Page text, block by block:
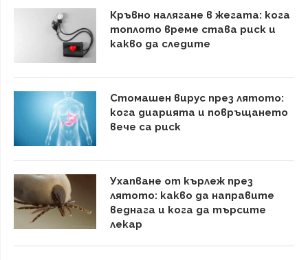
Кръвно налягане в жегата: кога
топлото време става риск и
какво да следите
Стомашен вирус през лятото:
кога диарията и повръщането
вече са риск
Ухапване от кърлеж през
лятото: какво да направите
веднага и кога да търсите
лекар